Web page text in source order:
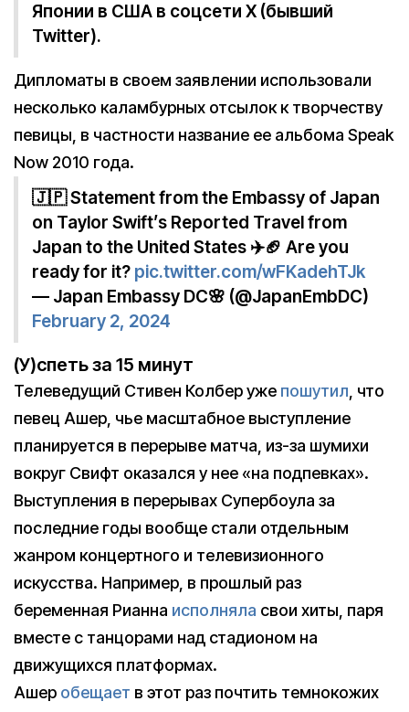
Японии в США в соцсети X (бывший
Twitter).
Дипломаты в своем заявлении использовали
несколько каламбурных отсылок к творчеству
певицы, в частности название ее альбома Speak
Now 2010 года.
🇯🇵 Statement from the Embassy of Japan
on Taylor Swift’s Reported Travel from
Japan to the United States ✈️🏈 Are you
ready for it? pic.twitter.com/wFKadehTJk
— Japan Embassy DC🌸 (@JapanEmbDC)
February 2, 2024
(У)спеть за 15 минут
Телеведущий Стивен Колбер уже пошутил, что
певец Ашер, чье масштабное выступление
планируется в перерыве матча, из-за шумихи
вокруг Свифт оказался у нее «на подпевках».
Выступления в перерывах Супербоула за
последние годы вообще стали отдельным
жанром концертного и телевизионного
искусства. Например, в прошлый раз
беременная Рианна исполняла свои хиты, паря
вместе с танцорами над стадионом на
движущихся платформах.
Ашер обещает в этот раз почтить темнокожих